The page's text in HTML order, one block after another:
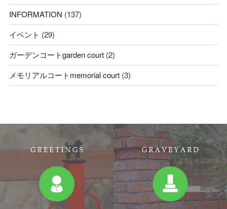
INFORMATION (137)
イベント (29)
ガーデンコートgarden court(2)
メモリアルコートmemorial court(3)